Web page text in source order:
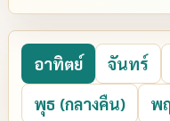
อาทิตย์ จันทร์
พุธ (กลางคืน)
พ